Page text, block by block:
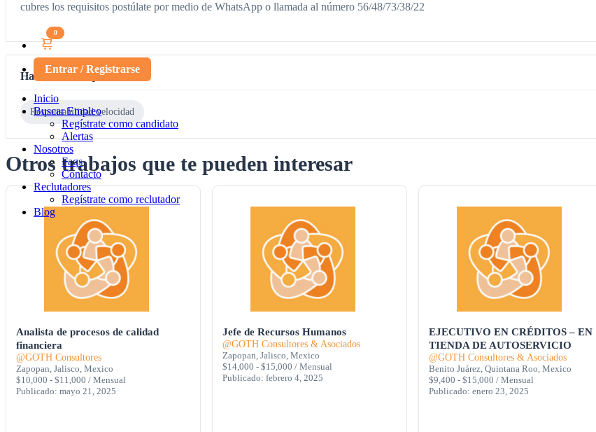
0
Entrar / Registrarse
Inicio
Buscar Empleo
Regístrate como candidato
Alertas
Nosotros
Faqs
Contacto
Reclutadores
Regístrate como reclutador
Blog
cubres los requisitos postúlate por medio de WhatsApp o llamada al número 56/48/73/38/22
Habilidades requeridas
Responsabilidad velocidad
Otros trabajos que te pueden interesar
Analista de procesos de calidad
financiera
@GOTH Consultores
Zapopan, Jalisco, Mexico
$10,000 - $11,000 / Mensual
Publicado: mayo 21, 2025
Jefe de Recursos Humanos
@GOTH Consultores & Asociados
Zapopan, Jalisco, Mexico
$14,000 - $15,000 / Mensual
Publicado: febrero 4, 2025
EJECUTIVO EN CRÉDITOS – EN
TIENDA DE AUTOSERVICIO
@GOTH Consultores & Asociados
Benito Juárez, Quintana Roo, Mexico
$9,400 - $15,000 / Mensual
Publicado: enero 23, 2025